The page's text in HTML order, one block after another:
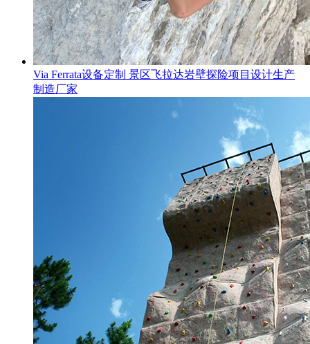
Via Ferrata设备定制 景区飞拉达岩壁探险项目设计生产
制造厂家